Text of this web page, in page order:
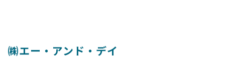
㈱エー・アンド・デイ